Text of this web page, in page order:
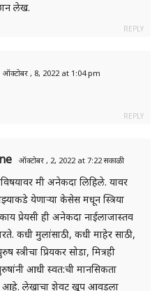
लेख.
REPLY
ऑक्टोबर , 8, 2022 at 1:04 pm
REPLY
ऑक्टोबर , 2, 2022 at 7:22 सकाळी
मी अनेकदा लिहिले. यावर
येणाऱ्या केसेस मधून स्त्रिया
काय प्रेयसी ही अनेकदा नाईलाजास्तव
कधी मुलांसाठी, कधी माहेर साठी,
स्त्रीचा प्रियकर सोडा, मित्रही
आधी स्वत:ची मानसिकता
आहे. लेखाचा शेवट खूप आवडला